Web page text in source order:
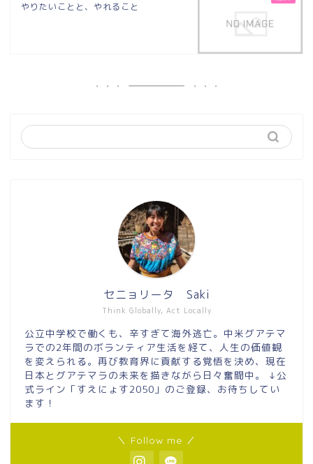
やりたいことと、やれること
Think Globally, Act Locally
セニョリータ Saki
公立中学校で働くも、辛すぎて海外逃亡。中米グアテマ
ラでの2年間のボランティア生活を経て、人生の価値観
を変えられる。再び教育界に貢献する覚悟を決め、現在
日本とグアテマラの未来を描きながら日々奮闘中。 ↓公
式ライン「すえにょす2050」のご登録、お待ちしてい
ます！
＼ Follow me ／